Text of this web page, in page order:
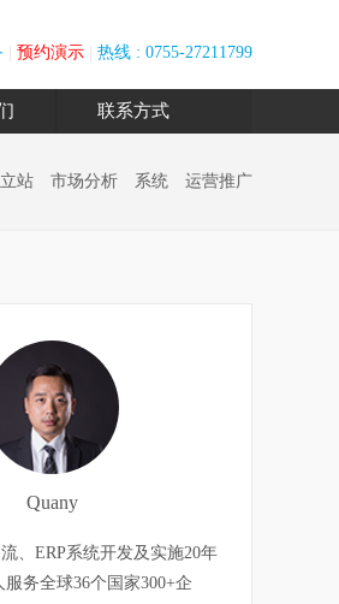
预约演示 热线 : 0755-27211799
联系方式
站 市场分析 系统 运营推广
Quany
、ERP系统开发及实施20年
务全球36个国家300+企